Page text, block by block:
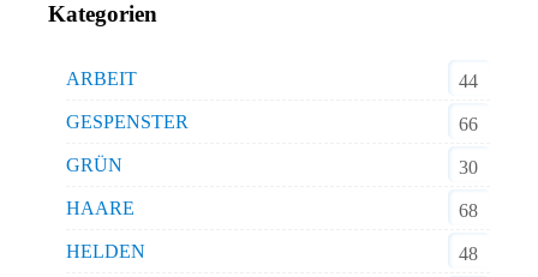
Kategorien
ARBEIT
44
GESPENSTER
66
GRÜN
30
HAARE
68
HELDEN
48